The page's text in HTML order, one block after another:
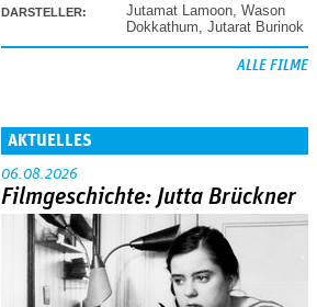
DARSTELLER: Jutamat Lamoon Wason
Dokkathum Jutarat Burinok
ALLE FILME
AKTUELLES
06.08.2026
Filmgeschichte: Jutta Brückner